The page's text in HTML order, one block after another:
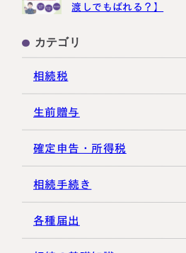
渡しでもばれる？】
カテゴリ
相続税
相続税の基礎知識
税務調査・申告実務
各種控除・特例
生前贈与
贈与税の基礎知識
贈与の特例制度
生前贈与
確定申告・所得税
譲渡所得
その他所得税
相続手続き
遺言書
各種届出